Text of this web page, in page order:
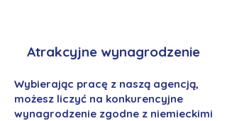
Atrakcyjne wynagrodzenie
Wybierając pracę z naszą agencją,
możesz liczyć na konkurencyjne
wynagrodzenie zgodne z niemieckimi